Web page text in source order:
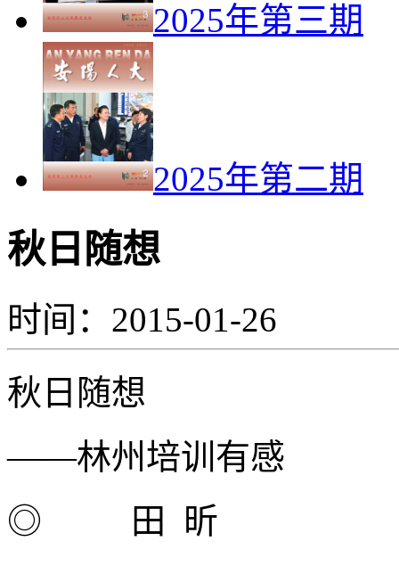
2025年第三期
2025年第二期
秋日随想
时间：2015-01-26
秋日随想
——林州培训有感
◎
田 昕